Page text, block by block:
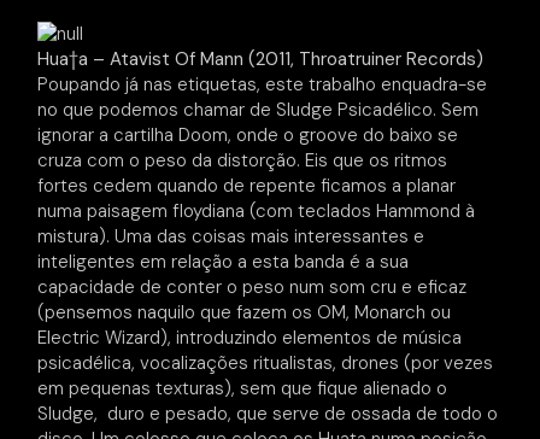
Hua†a – Atavist Of Mann (2011, Throatruiner Records)
Poupando já nas etiquetas, este trabalho enquadra-se
no que podemos chamar de Sludge Psicadélico. Sem
ignorar a cartilha Doom, onde o groove do baixo se
cruza com o peso da distorção. Eis que os ritmos
fortes cedem quando de repente ficamos a planar
numa paisagem floydiana (com teclados Hammond à
mistura). Uma das coisas mais interessantes e
inteligentes em relação a esta banda é a sua
capacidade de conter o peso num som cru e eficaz
(pensemos naquilo que fazem os OM, Monarch ou
Electric Wizard), introduzindo elementos de música
psicadélica, vocalizações ritualistas, drones (por vezes
em pequenas texturas), sem que fique alienado o
Sludge, duro e pesado, que serve de ossada de todo o